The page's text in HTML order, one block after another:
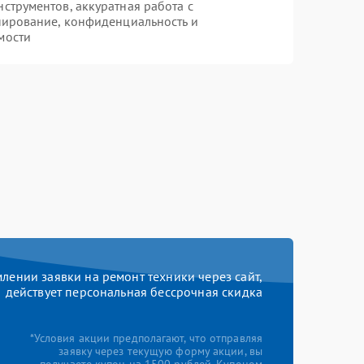
аккуратная работа с
конфиденциальность и
заявки на ремонт техники через сайт,
действует персональная бессрочная скидка
*Условия акции предполагают, что отправляя
заявку через текущую форму акции, вы